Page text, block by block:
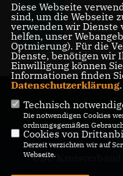
IMPRESSUM
CDU Kreisverband
Diese Webseite
sind, um die Webseite
verwenden wir
helfen, unser
Optmierung). Für die
Dienste, benötigen wir
Einwilligung können
Informationen finden
Datenschutzerklärung.
Technisch
Die notwendigen Cookies
ordnungsgemäßen
Cookies von
Derzeit verzichten wir auf
Webseite.